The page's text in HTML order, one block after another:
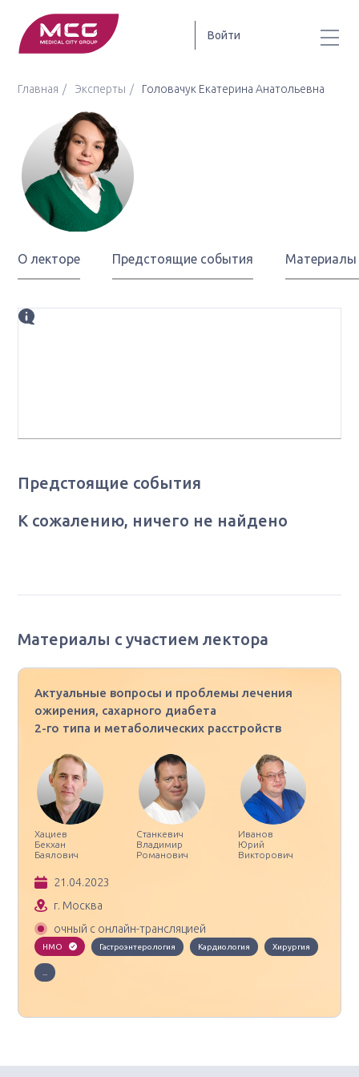
Войти
Главная Эксперты Головачук Екатерина Анатольевна
О лекторе Предстоящие события Материалы
Предстоящие события
К сожалению, ничего не найдено
Материалы с участием лектора
Актуальные вопросы и проблемы лечения
ожирения, сахарного диабета
2-го типа и метаболических расстройств
Хациев
Бекхан
Баялович
Станкевич
Владимир
Романович
Иванов
Юрий
Викторович
21.04.2023
г. Москва
очный с онлайн-трансляцией
НМО Гастроэнтерология Кардиология Хирургия